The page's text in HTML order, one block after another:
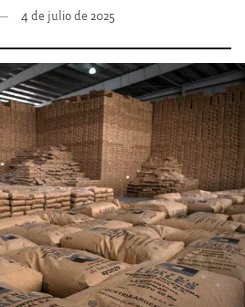
4 de julio de 2025